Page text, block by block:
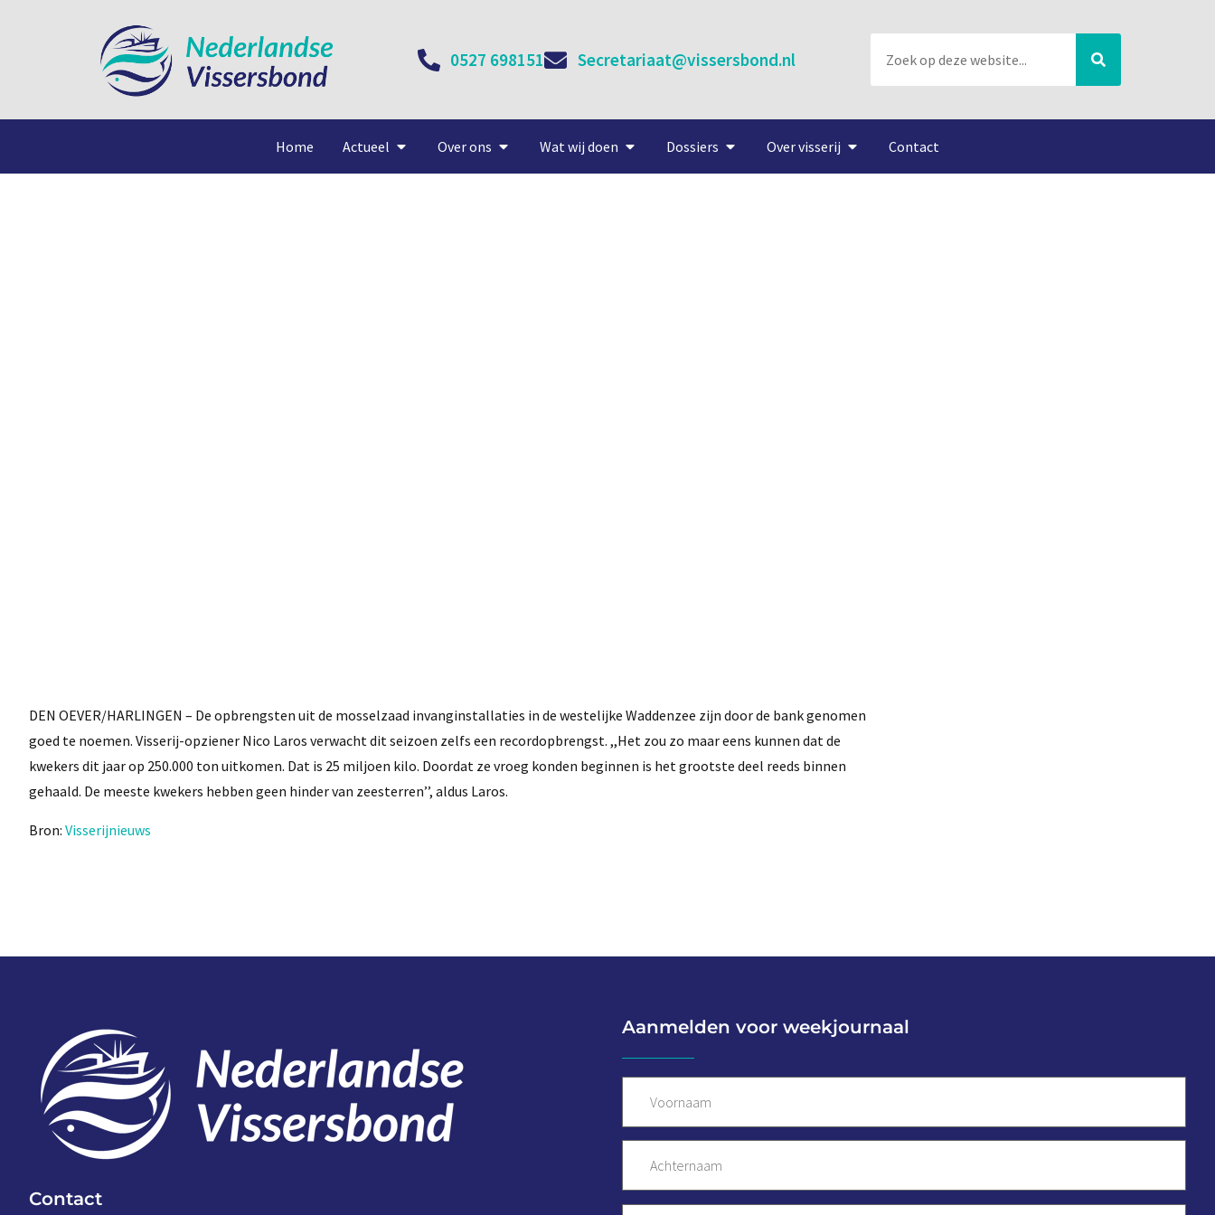
0527 698151 Secretariaat@vissersbond.nl
Home Actueel Over ons Wat wij doen Dossiers Over visserij Contact
DEN OEVER/HARLINGEN – De opbrengsten uit de mosselzaad invanginstallaties in de westelijke Waddenzee zijn door de bank genomen
goed te noemen. Visserij-opziener Nico Laros verwacht dit seizoen zelfs een recordopbrengst. ,,Het zou zo maar eens kunnen dat de
kwekers dit jaar op 250.000 ton uitkomen. Dat is 25 miljoen kilo. Doordat ze vroeg konden beginnen is het grootste deel reeds binnen
gehaald. De meeste kwekers hebben geen hinder van zeesterren’’, aldus Laros.
Bron: Visserijnieuws
Contact
Aanmelden voor weekjournaal